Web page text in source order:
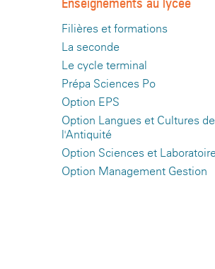
Filières et formations
La seconde
Le cycle terminal
Prépa Sciences Po
Option EPS
Option Langues et Cultures de
l'Antiquité
Option Sciences et
Option Management Gestion